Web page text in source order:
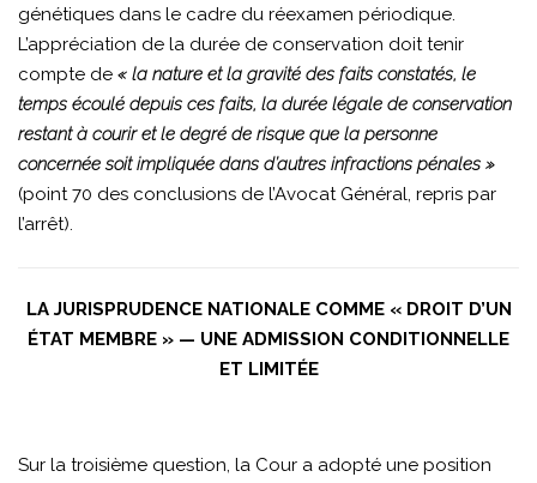
génétiques dans le cadre du réexamen périodique.
L’appréciation de la durée de conservation doit tenir
compte de « la nature et la gravité des faits constatés, le
temps écoulé depuis ces faits, la durée légale de conservation
restant à courir et le degré de risque que la personne
concernée soit impliquée dans d’autres infractions pénales »
(point 70 des conclusions de l’Avocat Général, repris par
l’arrêt).
LA JURISPRUDENCE NATIONALE COMME « DROIT D’UN
ÉTAT MEMBRE » — UNE ADMISSION CONDITIONNELLE
ET LIMITÉE
Sur la troisième question, la Cour a adopté une position